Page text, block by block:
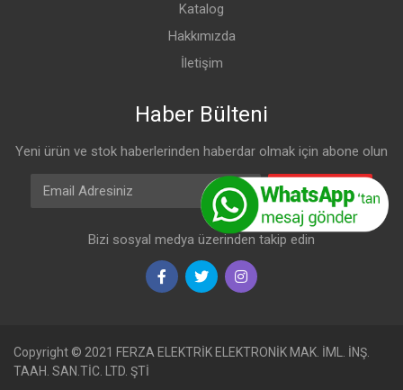
Katalog
Hakkımızda
İletişim
Haber Bülteni
Yeni ürün ve stok haberlerinden haberdar olmak için abone olun
Email Adresiniz
Abone Olun
Bizi sosyal medya üzerinden takip edin
Copyright © 2021 FERZA ELEKTRİK ELEKTRONİK MAK. İML. İNŞ.
TAAH. SAN.TİC. LTD. ŞTİ